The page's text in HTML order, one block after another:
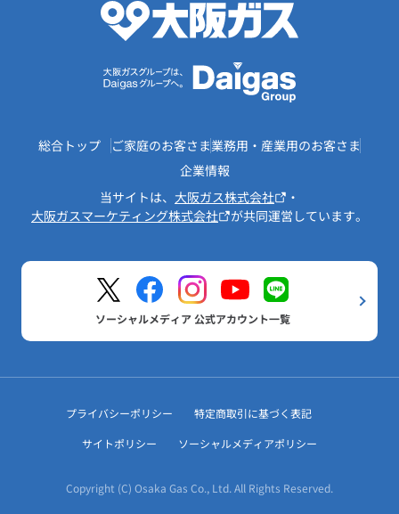
総合トップ ご家庭のお客さま業務用・産業用のお客さま
企業情報
当サイトは、 大阪ガス株式会社
・
大阪ガスマーケティング株式会社
が共同運営しています。
ソーシャルメディア 公式アカウント一覧
プライバシーポリシー
特定商取引に基づく表記
サイトポリシー
ソーシャルメディアポリシー
Copyright (C) Osaka Gas Co., Ltd. All Rights Reserved.